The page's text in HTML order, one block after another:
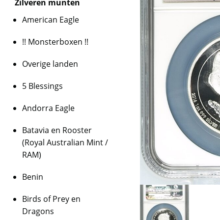
Zilveren munten
American Eagle
!! Monsterboxen !!
Overige landen
5 Blessings
Andorra Eagle
Batavia en Rooster
(Royal Australian Mint /
RAM)
Benin
Birds of Prey en
Dragons